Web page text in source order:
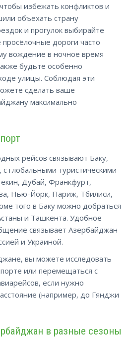
избежать конфликтов и
объехать страну
и прогулок выбирайте
дороги часто
вождение в ночное время
будьте особенно
улицы. Соблюдая эти
сделать ваше
максимально
рейсов связывают Баку,
глобальными туристическими
Дубай, Франкфурт,
Нью-Йорк, Париж, Тбилиси,
того в Баку можно добраться
и Ташкента. Удобное
связывает Азербайджан
и Украиной.
вы можете исследовать
или перемещаться с
если нужно
(например, до Гянджи
в разные сезоны